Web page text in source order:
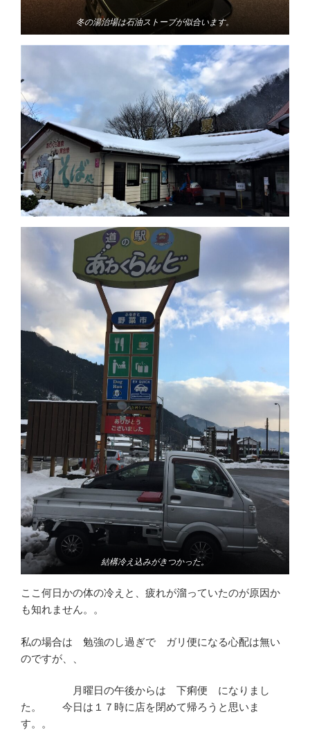
冬の湯治場は石油ストーブが似合います。
結構冷え込みがきつかった。
ここ何日かの体の冷えと、疲れが溜っていたのが原因か
も知れません。。
私の場合は 勉強のし過ぎで ガリ便になる心配は無い
のですが、、
月曜日の午後からは 下痢便 になりまし
た。 今日は１７時に店を閉めて帰ろうと思いま
す。。